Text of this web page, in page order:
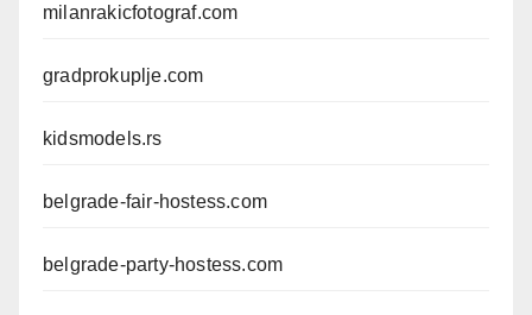
milanrakicfotograf.com
gradprokuplje.com
kidsmodels.rs
belgrade-fair-hostess.com
belgrade-party-hostess.com